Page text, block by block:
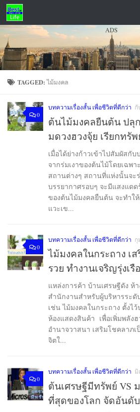
Skip to content
ADS
TAGGED:ไม้มงคล
0
บทความเรื่องสั้น เพื่อชีวิตที่ดีกว่า กั
ต้นไม้มงคลยืนต้น ปลุ
มดวงฮวงจุ้ย เรียกทรัพ
เมื่อได้ย่างก้าวเข้าไปสัมผัสกั
จากร่มเงาของต้นไม้โดยเฉ
สถานต่างๆ สถานที่แห่งนั้นจะ
บรรยากาศรอบๆ จะมีแสงแดด
ของต้นไม้มงคลยืนต้น จะทำใ
แวะเข...
0
บทความเรื่องสั้น เพื่อชีวิตที่ดีกว่า กุ
ไม้มงคลในกระถาง เ
รวย ทำงานเจริญรุ่งเรื
แหล่งการค้า บ้านเศรษฐีดัง ห้
สำนักงานสำหรับผู้บริหารระดั
เช่น ไม้มงคลในกระถาง ตั้งไ
ห้องแสดงสินค้า เพื่อเพิ่มพลังฮ
อำนาจวาสนา เสริมโชคลาภ
จิตใ...
0
บทความเรื่องสั้น เพื่อชีวิตที่ดีกว่า มิ
ต้นเศรษฐีมีทรัพย์ VS
ที่สุดของโลก จัดอันดั